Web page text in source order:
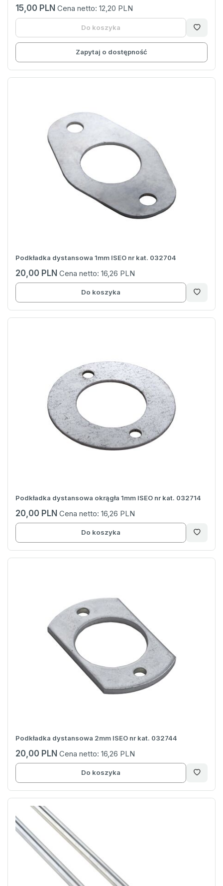
15,00 PLN Cena netto: 12,20 PLN
Do koszyka
Zapytaj o dostępność
Podkładka dystansowa 1mm ISEO nr kat. 032704
20,00 PLN Cena netto: 16,26 PLN
Do koszyka
Podkładka dystansowa okrągła 1mm ISEO nr kat. 032714
20,00 PLN Cena netto: 16,26 PLN
Do koszyka
Podkładka dystansowa 2mm ISEO nr kat. 032744
20,00 PLN Cena netto: 16,26 PLN
Do koszyka